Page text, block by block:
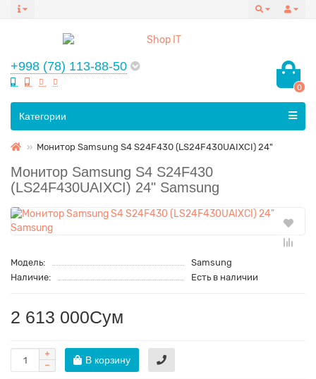
+998 (78) 113-88-50
0
Все категории
Категории
Монитор Samsung S4 S24F430 (LS24F430UAIXCI) 24"
Монитор Samsung S4 S24F430
(LS24F430UAIXCI) 24" Samsung
Модель:
Samsung
Наличие:
Есть в наличии
2 613 000Сум
В корзину